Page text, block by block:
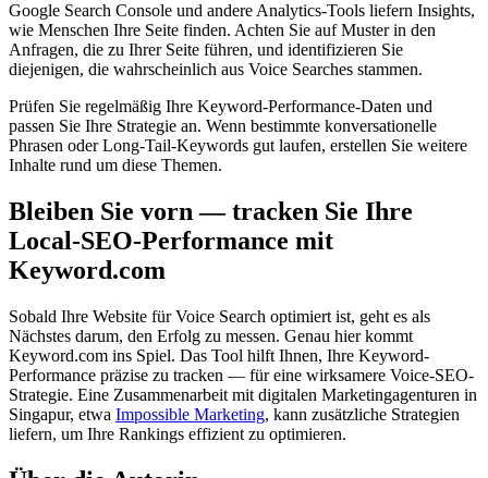
Google Search Console und andere Analytics-Tools liefern Insights,
wie Menschen Ihre Seite finden. Achten Sie auf Muster in den
Anfragen, die zu Ihrer Seite führen, und identifizieren Sie
diejenigen, die wahrscheinlich aus Voice Searches stammen.
Prüfen Sie regelmäßig Ihre Keyword-Performance-Daten und
passen Sie Ihre Strategie an. Wenn bestimmte konversationelle
Phrasen oder Long-Tail-Keywords gut laufen, erstellen Sie weitere
Inhalte rund um diese Themen.
Bleiben Sie vorn — tracken Sie Ihre
Local-SEO-Performance mit
Keyword.com
Sobald Ihre Website für Voice Search optimiert ist, geht es als
Nächstes darum, den Erfolg zu messen. Genau hier kommt
Keyword.com ins Spiel. Das Tool hilft Ihnen, Ihre Keyword-
Performance präzise zu tracken — für eine wirksamere Voice-SEO-
Strategie. Eine Zusammenarbeit mit digitalen Marketingagenturen in
Singapur, etwa Impossible Marketing, kann zusätzliche Strategien
liefern, um Ihre Rankings effizient zu optimieren.